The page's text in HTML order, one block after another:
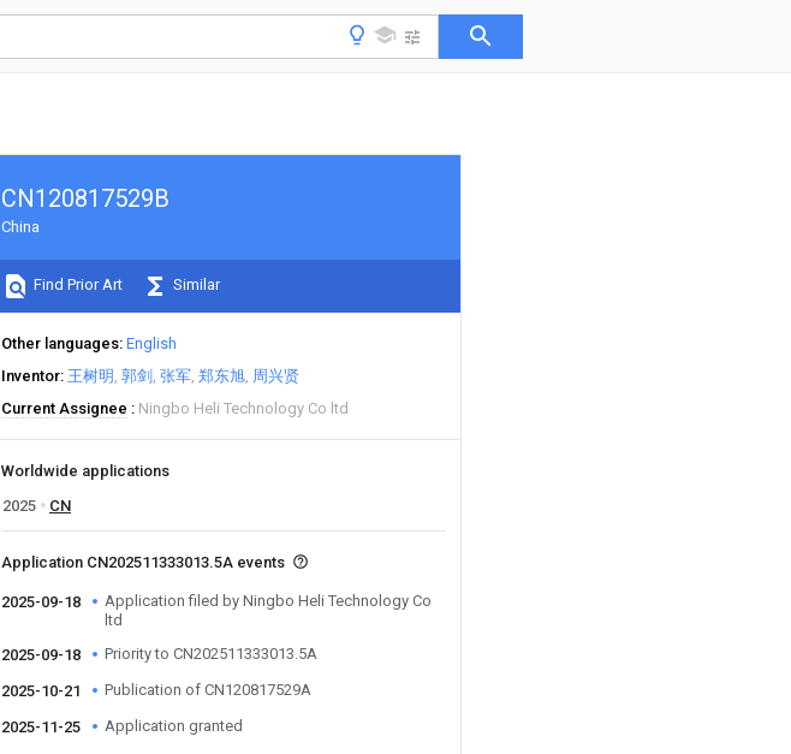
CN120817529B
China
Find Prior Art Similar
Other languages English
Inventor 王树明 郭剑 张军 郑东旭 周兴贤
Current Assignee
Ningbo Heli Technology Co ltd
Worldwide applications
2025
CN
Application CN202511333013.5A events
2025-09-18
Application filed by Ningbo Heli Technology Co
ltd
2025-09-18
Priority to CN202511333013.5A
2025-10-21 Publication of CN120817529A
2025-11-25 Application granted